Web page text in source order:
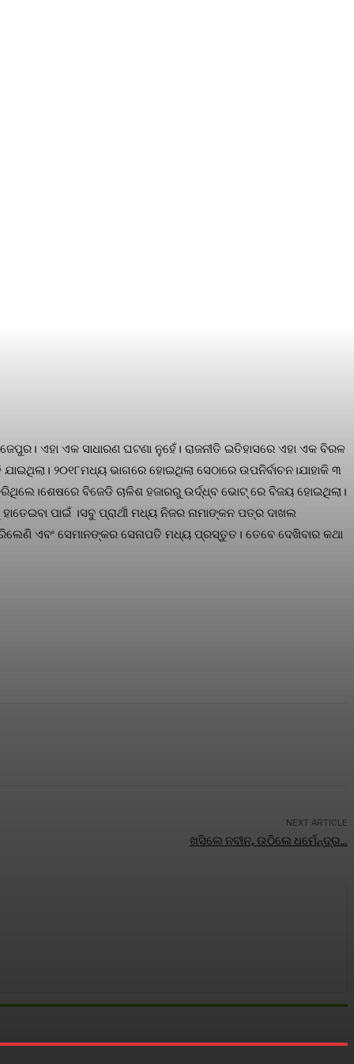
ଏହା ଏକ ସାଧାରଣ ଘଟଣା ନୁହେଁ। ରାଜନୀତି ଇତିହାସରେ ଏହା ଏକ ବିରଳ
୨୦୧୮ମଧ୍ୟ ଭାଗରେ ହୋଇଥିଲା ସେଠାରେ ଉପନିର୍ବାଚନ।ଯାହାକି ୩
ବିଜେଡି ଚାଳିଶ ହଜାରରୁ ଉର୍ଦ୍ଧ୍ବ ଭୋଟ୍ ରେ ବିଜୟ ହୋଇଥିଲା।
ପାଇଁ ।ସବୁ ପ୍ରାର୍ଥୀ ମଧ୍ୟ ନିଜର ନାମାଙ୍କନ ପତ୍ର ଦାଖଲ
ଏବଂ ସେମାନଙ୍କର ସେନାପତି ମଧ୍ୟ ପ୍ରସ୍ତୁତ। ତେବେ ଦେଖିବାର କଥା
NEXT ARTICLE
ଖସିଲେ ନବୀନ, ଉଠିଲେ ଧର୍ମେନ୍ଦ୍ର…